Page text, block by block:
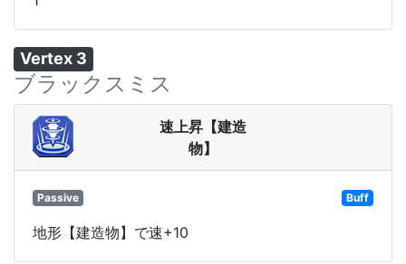
Vertex 3
ブラックスミス
速上昇【建造
物】
Passive Buff
地形【建造物】で速+10